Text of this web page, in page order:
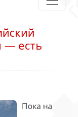
— есть
Пока на